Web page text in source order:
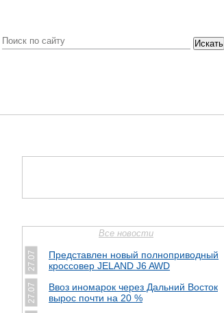
Искать
Все новости
27.07
Представлен новый полноприводный
кроссовер JELAND J6 AWD
27.07
Ввоз иномарок через Дальний Восток
вырос почти на 20 %